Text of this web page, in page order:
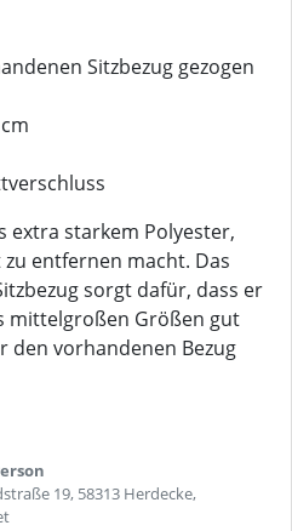
Sitzbezug gezogen
extra starkem Polyester,
entfernen macht. Das
sorgt dafür, dass er
mittelgroßen Größen gut
den vorhandenen Bezug
19, 58313 Herdecke,